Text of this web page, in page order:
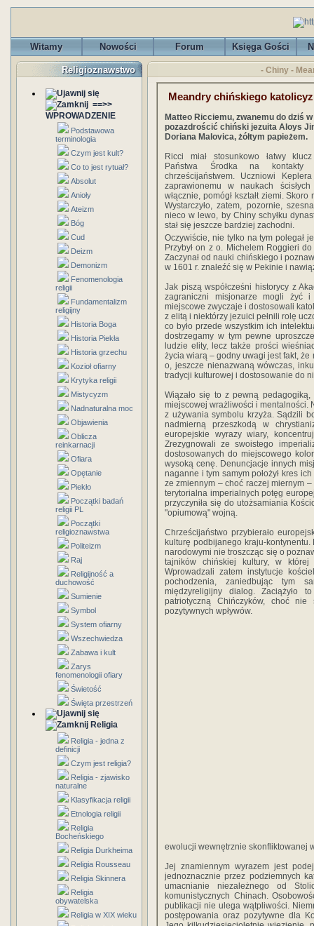
Witamy Nowości Forum Księga Gości
Religioznawstwo
==>>
WPROWADZENIE
Podstawowa
terminologia
Czym jest kult?
Co to jest rytuał?
Absolut
Anioły
Ateizm
Bóg
Cud
Deizm
Demonizm
Fenomenologia
religii
Fundamentalizm
religijny
Historia Boga
Historia Piekła
Historia grzechu
Kozioł ofiarny
Krytyka religii
Mistycyzm
Nadnaturalna moc
Objawienia
Oblicza
reinkarnacji
Ofiara
Opętanie
Piekło
Początki badań
religii PL
Początki
religioznawstwa
Politeizm
Raj
Religijność a
duchowość
Sumienie
Symbol
System ofiarny
Wszechwiedza
Zabawa i kult
Zarys
fenomenologii ofiary
Świetość
Święta przestrzeń
Religia
Religia - jedna z
definicji
Czym jest religia?
Religia - zjawisko
naturalne
Klasyfikacja religii
Etnologia religii
Religia
Bocheńskiego
Religia Durkheima
Religia Rousseau
Religia Skinnera
Religia
obywatelska
Religia w XIX wieku
- Chiny -
Meandry chińskiego
Matteo Ricciemu, zwanemu do dziś
pozazdrościć chiński jezuita Aloys
Doriana Malovica, żółtym papieżem.
Ricci miał stosunkowo łatwy
Państwa Środka na kontakty
chrześcijaństwem. Uczniowi
zaprawionemu w naukach
włącznie, pomógł kształt ziemi.
Wystarczyło, zatem, pozornie,
nieco w lewo, by Chiny schyłku
stał się jeszcze bardziej zachodni.
Oczywiście, nie tylko na tym polegał
Przybył on z o. Michelem Roggieri
Zaczynał od nauki chińskiego i
w 1601 r. znaleźć się w Pekinie i
Jak piszą współcześni historycy z
zagraniczni misjonarze mogli żyć
miejscowe zwyczaje i dostosowali
z elitą i niektórzy jezuici pełnili rolę
co było przede wszystkim ich
dostrzegamy w tym pewne
ludzie elity, lecz także prości
życia wiarą – godny uwagi jest fakt, że
o, jeszcze nienazwaną wówczas,
tradycji kulturowej i dostosowanie do
Wiązało się to z pewną
miejscowej wrażliwości i mentalności.
z używania symbolu krzyża. Sądzili
nadmierną przeszkodą w
europejskie wyrazy wiary,
Zrezygnowali ze swoistego
dostosowanych do miejscowego
wysoką cenę. Denuncjacje innych
naganne i tym samym położył kres
ze zmiennym – choć raczej miernym
terytorialna imperialnych potęg
przyczyniła się do utożsamiania
"opiumową" wojną.
Chrześcijaństwo przybierało
kulturę podbijanego kraju-
narodowymi nie troszcząc się o
tajników chińskiej kultury, w
Wprowadzali zatem instytucje
pochodzenia, zaniedbując tym
międzyreligijny dialog. Zaciążyło
patriotyczną Chińczyków, choć
pozytywnych wpływów.
ewolucji wewnętrznie skonfliktowanej
Jej znamiennym wyrazem jest
jednoznacznie przez podziemnych
umacnianie niezależnego od
komunistycznych Chinach.
publikacji nie ulega wątpliwości.
postępowania oraz pozytywne dla